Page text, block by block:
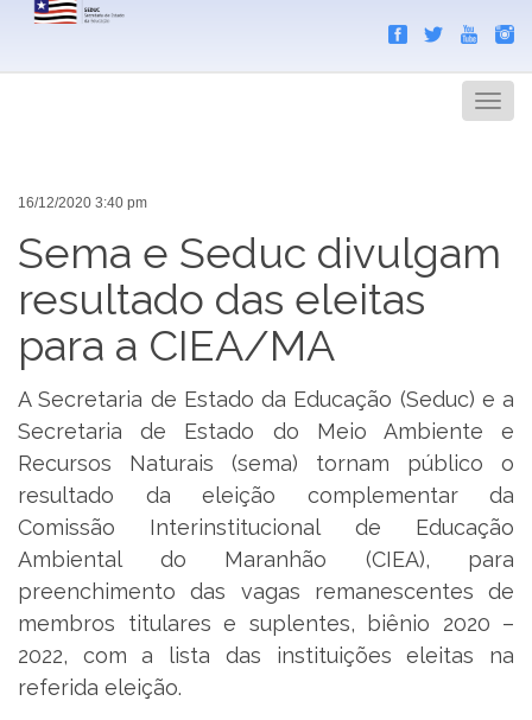
Menu
16/12/2020 3:40 pm
Sema e Seduc divulgam
resultado das eleitas
para a CIEA/MA
A Secretaria de Estado da Educação (Seduc) e a
Secretaria de Estado do Meio Ambiente e
Recursos Naturais (sema) tornam público o
resultado da eleição complementar da
Comissão Interinstitucional de Educação
Ambiental do Maranhão (CIEA), para
preenchimento das vagas remanescentes de
membros titulares e suplentes, biênio 2020 –
2022, com a lista das instituições eleitas na
referida eleição.